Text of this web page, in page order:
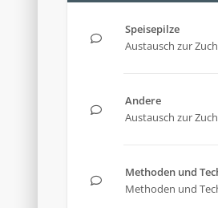
Speisepilze
Austausch zur
Andere
Austausch zur
Methoden und
Methoden und